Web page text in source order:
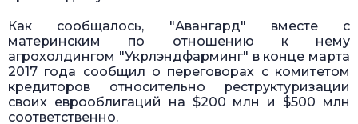
Как сообщалось, "Авангард" вместе с
материнским по отношению к нему
агрохолдингом "Укрлэндфарминг" в конце марта
2017 года сообщил о переговорах с комитетом
кредиторов относительно реструктуризации
своих еврооблигаций на $200 млн и $500 млн
соответственно.